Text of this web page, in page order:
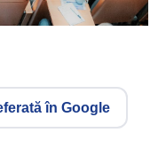
în Google